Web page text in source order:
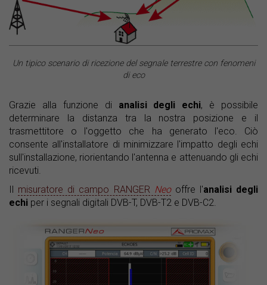
Un tipico scenario di ricezione del segnale terrestre con fenomeni
di eco
Grazie alla funzione di analisi degli echi, è possibile
determinare la distanza tra la nostra posizione e il
trasmettitore o l'oggetto che ha generato l'eco. Ciò
consente all'installatore di minimizzare l'impatto degli echi
sull'installazione, riorientando l'antenna e attenuando gli echi
ricevuti.
Il misuratore di campo RANGER Neooffre l'analisi degli
echi per i segnali digitali DVB-T, DVB-T2 e DVB-C2.